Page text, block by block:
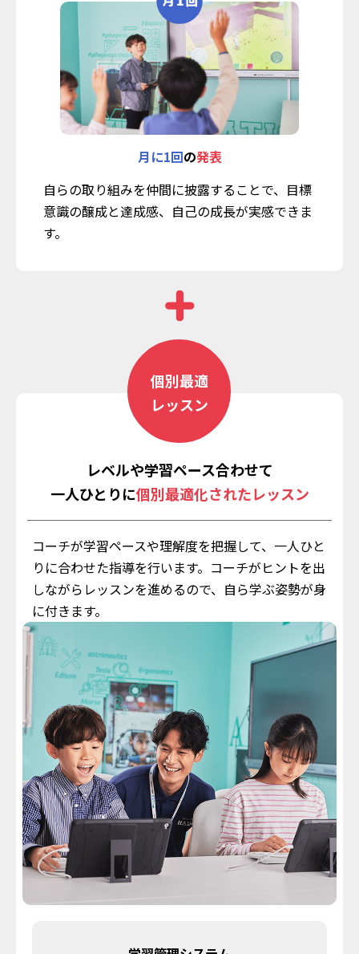
月に1回の発表
自らの取り組みを仲間に披露することで、目標
意識の醸成と達成感、自己の成長が実感できま
す。
個別最適
レッスン
レベルや学習ペース合わせて
一人ひとりに個別最適化されたレッスン
コーチが学習ペースや理解度を把握して、一人ひと
りに合わせた指導を行います。コーチがヒントを出
しながらレッスンを進めるので、自ら学ぶ姿勢が身
に付きます。